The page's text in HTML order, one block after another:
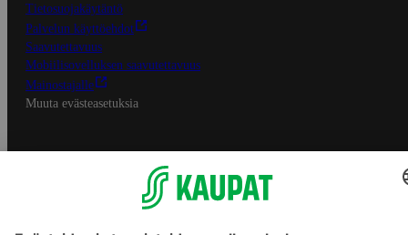
Tietosuojakäytäntö
Palvelun käyttöehdot
Saavutettavuus
Mobiilisovelluksen saavutettavuus
Mainostajalle
Muuta evästeasetuksia
S-ryhmän palvelut